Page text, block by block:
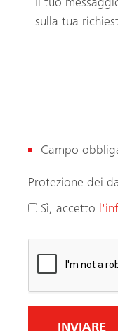
Campo
Protezione dei
Sì, accetto